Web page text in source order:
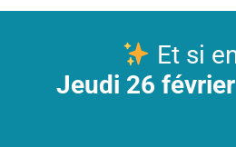
Et si
Jeudi 26